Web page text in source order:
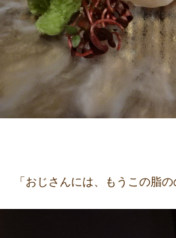
じさんには、もうこの脂